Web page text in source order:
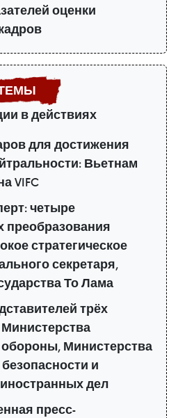
оценки
в действиях
для достижения
Вьетнам
VIFC
четыре
преобразования
стратегическое
секретаря,
То Лама
трёх
Министерства
и
дел
пресс-